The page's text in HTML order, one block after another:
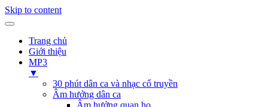
Skip to content
Trang chủ
Giới thiệu
MP3
▼
30 phút dân ca và nhạc cổ truyền
Âm hưởng dân ca
Âm hưởng quan họ